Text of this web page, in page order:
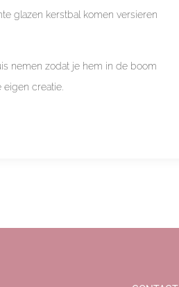
glazen kerstbal komen versieren
nemen zodat je hem in de boom
eigen creatie.